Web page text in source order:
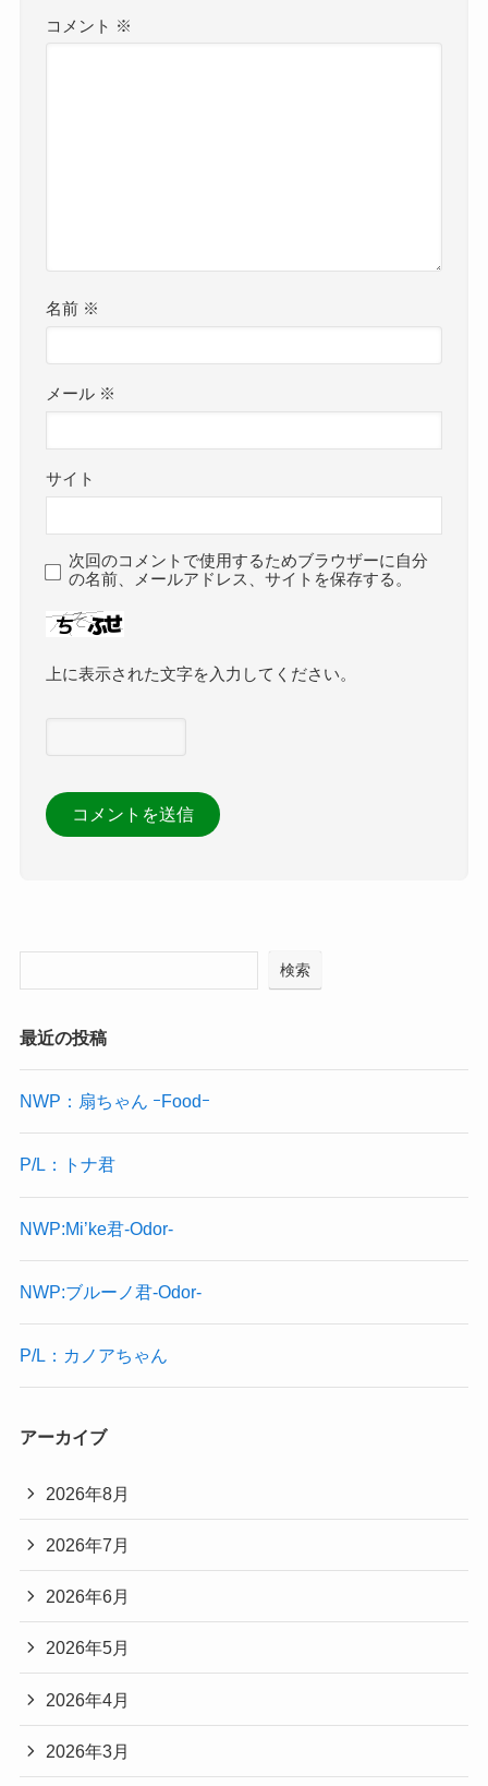
コメント ※
名前 ※
メール ※
サイト
次回のコメントで使用するためブラウザーに自分
の名前、メールアドレス、サイトを保存する。
上に表示された文字を入力してください。
検索
最近の投稿
NWP：扇ちゃん ｰFoodｰ
P/L：トナ君
NWP:Mi’ke君-Odor-
NWP:ブルーノ君-Odor-
P/L：カノアちゃん
アーカイブ
2026年8月
2026年7月
2026年6月
2026年5月
2026年4月
2026年3月